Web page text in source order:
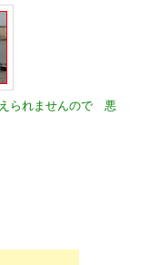
られませんので 悪